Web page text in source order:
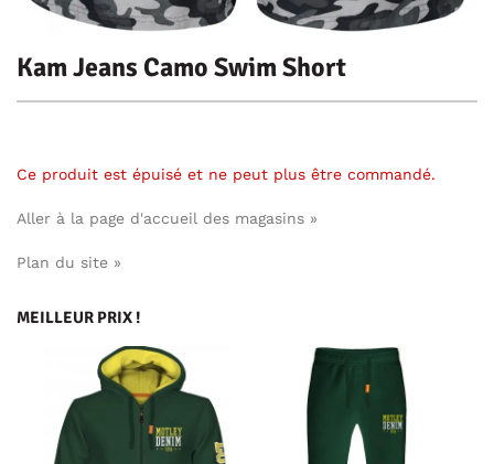
Kam Jeans Camo Swim Short
Ce produit est épuisé et ne peut plus être commandé.
Aller à la page d'accueil des magasins »
Plan du site »
MEILLEUR PRIX !